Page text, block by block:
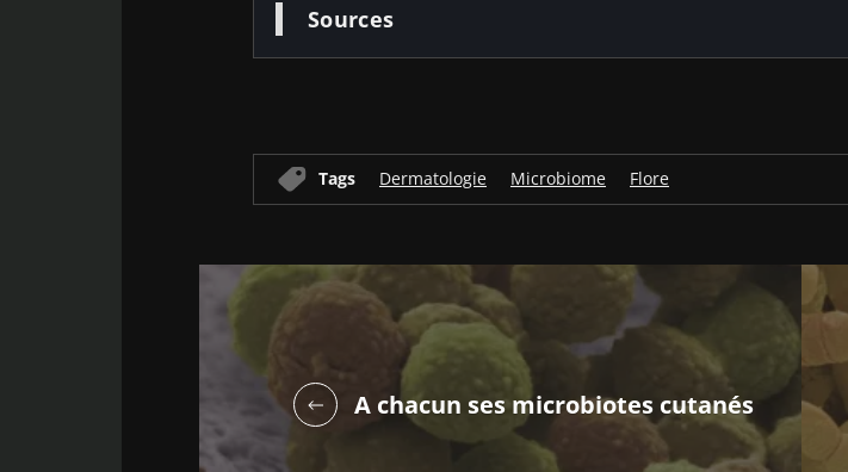
Sources
Tags Dermatologie Microbiome Flore
A chacun ses microbiotes cutanés